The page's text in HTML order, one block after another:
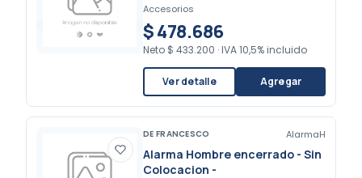
Accesorios
$ 478.686
Neto $ 433.200 · IVA 10,5% incluido
Ver detalle Agregar
DE FRANCESCO AlarmaH
Alarma Hombre encerrado - Sin
Colocacion -